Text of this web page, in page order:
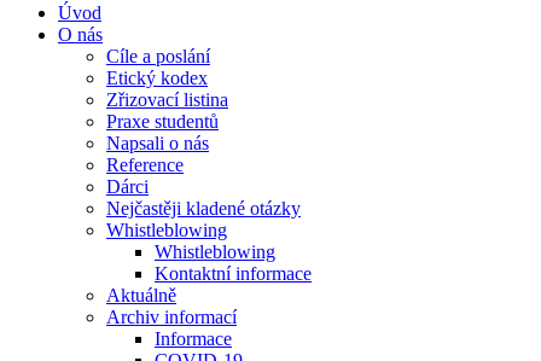
Úvod
O nás
Cíle a poslání
Etický kodex
Zřizovací listina
Praxe studentů
Napsali o nás
Reference
Dárci
Nejčastěji kladené otázky
Whistleblowing
Whistleblowing
Kontaktní informace
Aktuálně
Archiv informací
Informace